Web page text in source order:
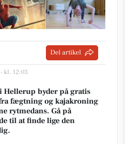
Del artikel
kl. 12:03
Hellerup byder på gratis
fægtning og kajakroning
rytmedans. Gå på
til at finde lige den